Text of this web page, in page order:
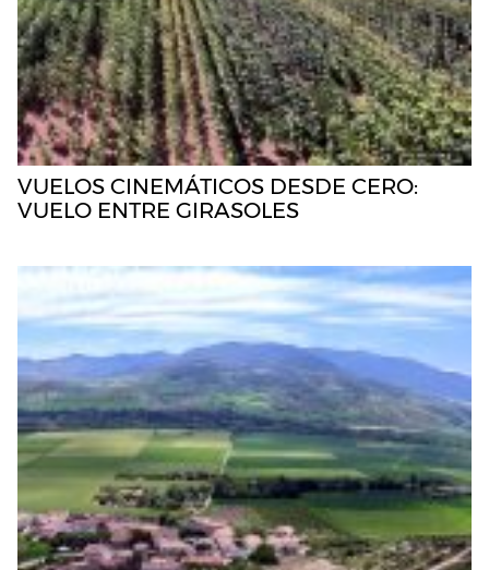
VUELOS CINEMÁTICOS DESDE CERO:
VUELO ENTRE GIRASOLES